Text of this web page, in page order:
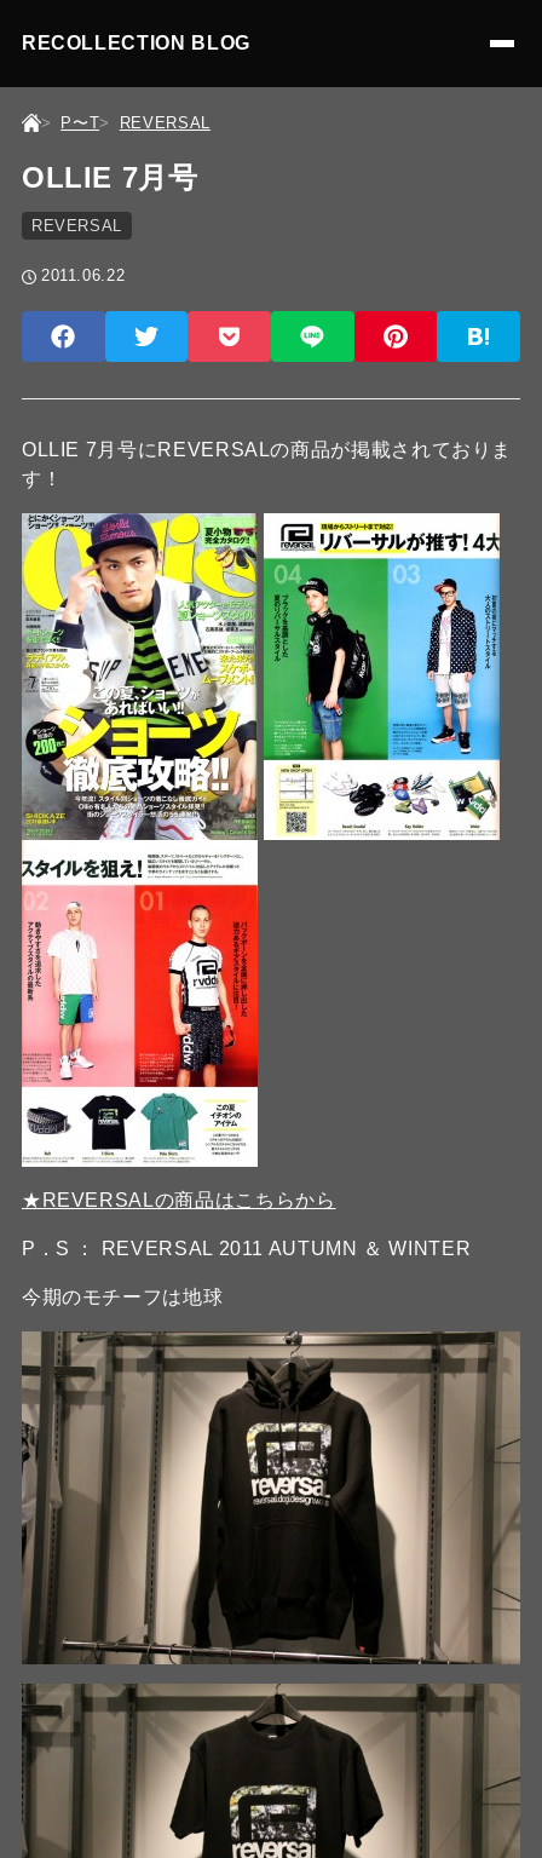
RECOLLECTION BLOG
P〜T REVERSAL
OLLIE 7月号
REVERSAL
2011.06.22
OLLIE 7月号にREVERSALの商品が掲載されておりま
す！
★REVERSALの商品はこちらから
P．S ： REVERSAL 2011 AUTUMN ＆ WINTER
今期のモチーフは地球